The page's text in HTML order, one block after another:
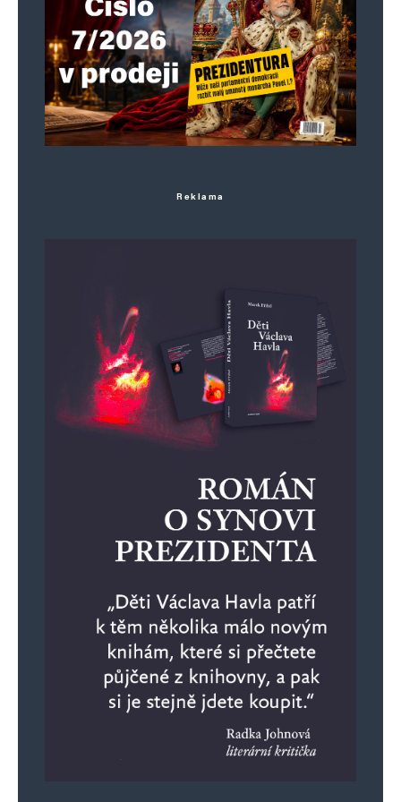
NEEXISTUJE, a co tvrdí leda chamtivé
nadnárodní korporace, zaplacení
neziskovkáři nebo zaškoláci. To je náš
vesmír: závist, lenost, ignorantství,
normalizace. Rozumíte?
13. 2. 2026 (16:30)
https://www.youtube.com/watch?
v=RRaB4RWk_Kg&t=2295s
Napsat komentář
Vaše e-mailová adresa nebude zveřejněna.Vyžadované informace jsou
Reklama